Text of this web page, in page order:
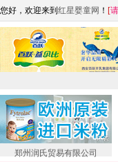
您好，欢迎来到 红星婴童网 ！ [
郑州润氏贸易有限公司